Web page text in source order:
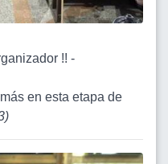
!! -
en esta etapa de
)